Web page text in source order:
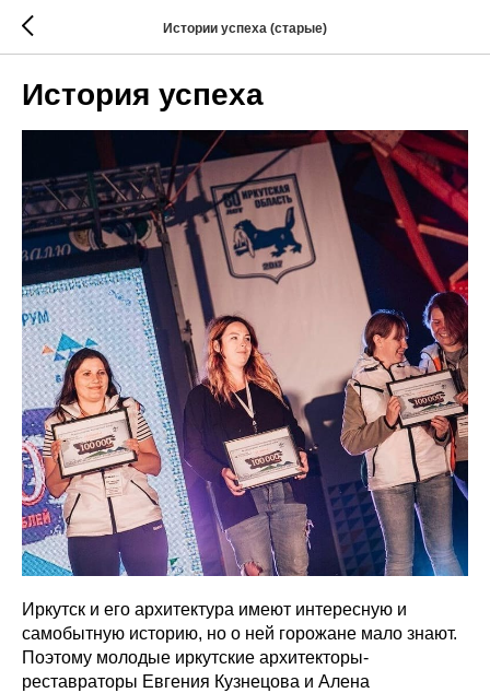
Истории успеха (старые)
История успеха
Иркутск и его архитектура имеют интересную и
самобытную историю, но о ней горожане мало знают.
Поэтому молодые иркутские архитекторы-
реставраторы Евгения Кузнецова и Алена